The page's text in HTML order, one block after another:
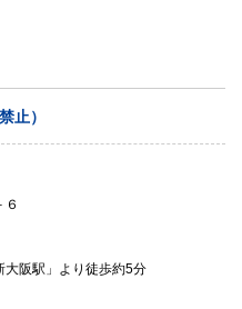
止）
６
大阪駅」より徒歩約5分